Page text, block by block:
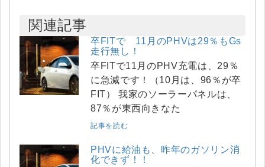
関連記事
卒FITで 11月のPHVは29％もGs
走行無し！
卒FITで11月のPHV充電は、29％
に急減です！（10月は、96％が卒
FIT） 我家のソーラーパネルは、
87％が東西向きなた
記事を読む
PHVに給油も、昨年のガソリン消
化できず！！